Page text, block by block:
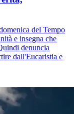
del Tempo
e insegna che
denuncia
dall'Eucaristia e